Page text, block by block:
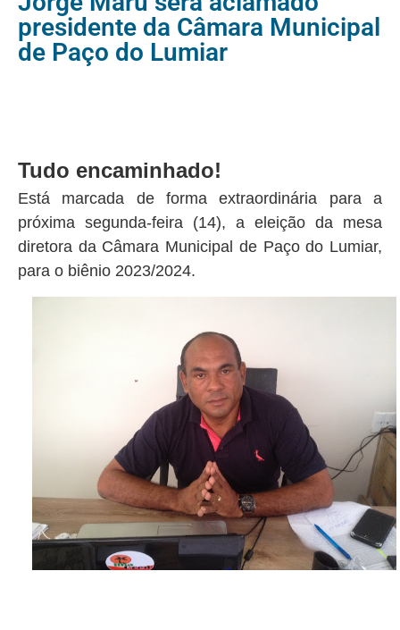
presidente da Câmara Municipal
de Paço do Lumiar
Tudo encaminhado!
Está marcada de forma extraordinária para a
próxima segunda-feira (14), a eleição da mesa
diretora da Câmara Municipal de Paço do Lumiar,
para o biênio 2023/2024.